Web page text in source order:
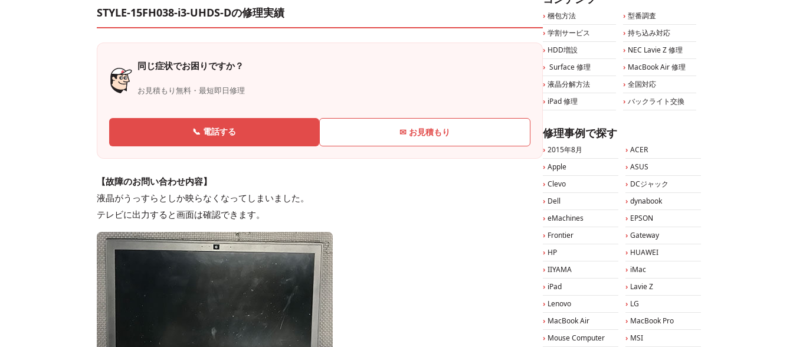
STYLE-15FH038-i3-UHDS-Dの修理実績
同じ症状でお困りですか？
お見積もり無料・最短即日修理
📞 電話する ✉ お見積もり
【故障のお問い合わせ内容】
液晶がうっすらとしか映らなくなってしまいました。
テレビに出力すると画面は確認できます。
梱包方法
型番調査
学割サービス
持ち込み対応
HDD増設
NEC Lavie Z 修理
Surface 修理
MacBook Air 修理
液晶分解方法
全国対応
iPad 修理
バックライト交換
修理事例で探す
2015年8月
ACER
Apple
ASUS
Clevo
DCジャック
Dell
dynabook
eMachines
EPSON
Frontier
Gateway
HP
HUAWEI
IIYAMA
iMac
iPad
Lavie Z
Lenovo
LG
MacBook Air
MacBook Pro
Mouse Computer
MSI